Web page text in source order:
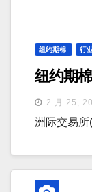
纽约期棉 行
纽约期
2 月 25,
洲际交易